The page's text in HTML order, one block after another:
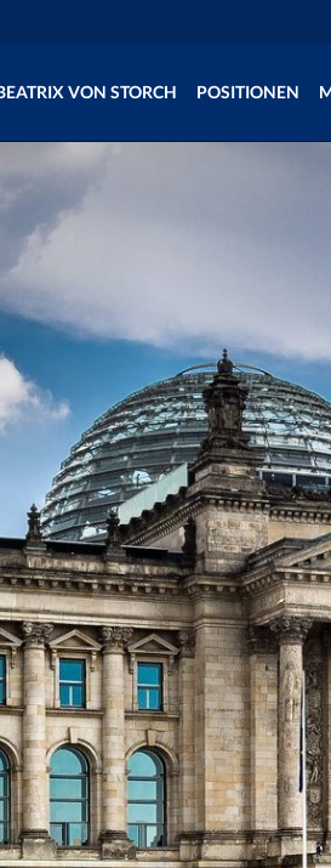
VON STORCH POSITIONEN